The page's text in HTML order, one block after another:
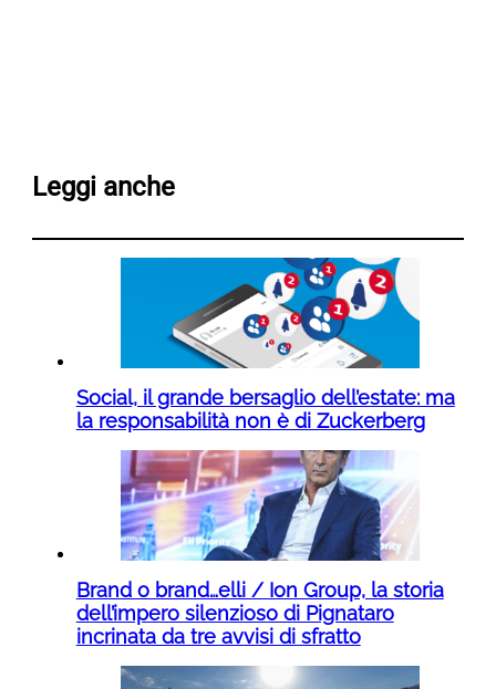
Leggi anche
Social, il grande bersaglio dell’estate: ma
la responsabilità non è di Zuckerberg
Brand o brand…elli / Ion Group, la storia
dell’impero silenzioso di Pignataro
incrinata da tre avvisi di sfratto